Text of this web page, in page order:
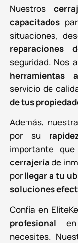
Nuestros
capacitados
situaciones,
reparaciones
seguridad. Nos
herramientas
servicio de
de tus
Además, nuestra
por su
importante
cerrajería de
porllegar a tu
soluciones
Confía en
profesional en
necesites.